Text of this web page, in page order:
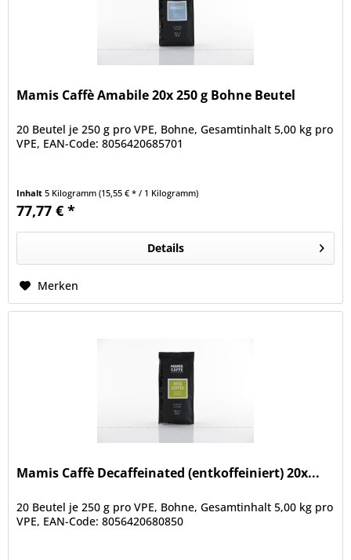
Mamis Caffè Amabile 20x 250 g Bohne Beutel
20 Beutel je 250 g pro VPE, Bohne, Gesamtinhalt 5,00 kg pro
VPE, EAN-Code: 8056420685701
Inhalt5 Kilogramm(15,55 € * / 1 Kilogramm)
77,77 € *
Details
Merken
Mamis Caffè Decaffeinated (entkoffeiniert) 20x...
20 Beutel je 250 g pro VPE, Bohne, Gesamtinhalt 5,00 kg pro
VPE, EAN-Code: 8056420680850